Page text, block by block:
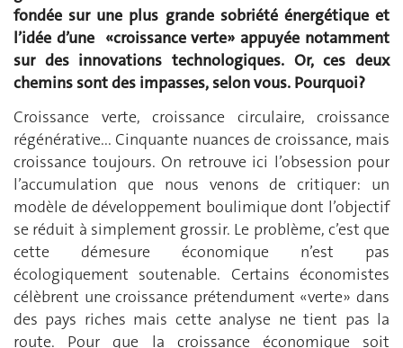
fondée sur une plus grande sobriété énergétique et
l’idée d’une «croissance verte» appuyée notamment
sur des innovations technologiques. Or, ces deux
chemins sont des impasses, selon vous. Pourquoi?
Croissance verte, croissance circulaire, croissance
régénérative... Cinquante nuances de croissance, mais
croissance toujours. On retrouve ici l’obsession pour
l’accumulation que nous venons de critiquer: un
modèle de développement boulimique dont l’objectif
se réduit à simplement grossir. Le problème, c’est que
cette démesure économique n’est pas
écologiquement soutenable. Certains économistes
célèbrent une croissance prétendument «verte» dans
des pays riches mais cette analyse ne tient pas la
route. Pour que la croissance économique soit